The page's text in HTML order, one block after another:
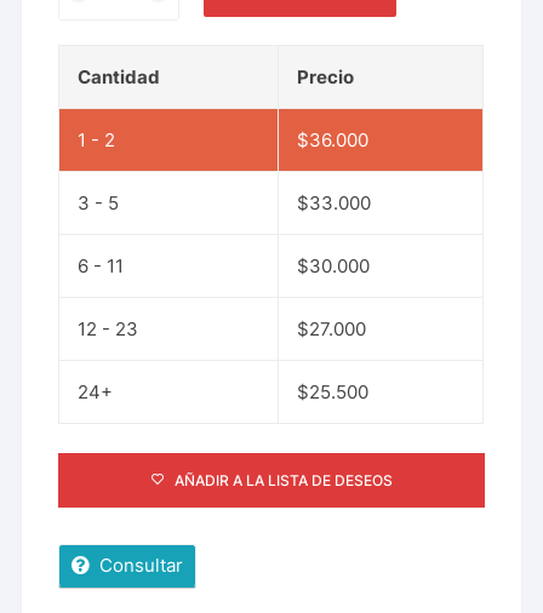
Cantidad Precio
1 - 2 $36.000
3 - 5 $33.000
6 - 11 $30.000
12 - 23 $27.000
24+ $25.500
AÑADIR A LA LISTA DE DESEOS
Consultar